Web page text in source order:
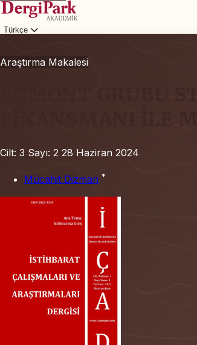
Türkçe
Araştırma Makalesi
EGMONT GRUBU
FİNANSMANI İLE
Cilt: 3 Sayı: 2 28 Haziran 2024
Mücahit Dizman *